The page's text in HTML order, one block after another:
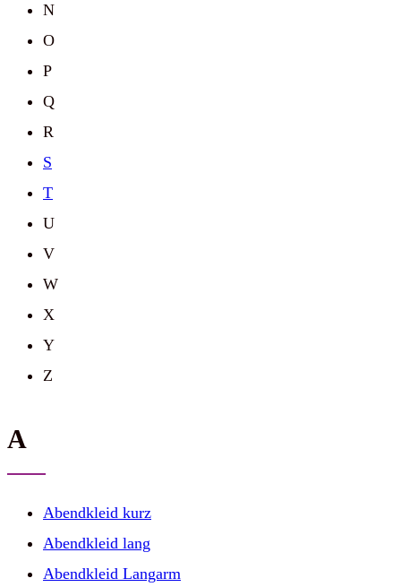
N
O
P
Q
R
S
T
U
V
W
X
Y
Z
A
Abendkleid kurz
Abendkleid lang
Abendkleid Langarm